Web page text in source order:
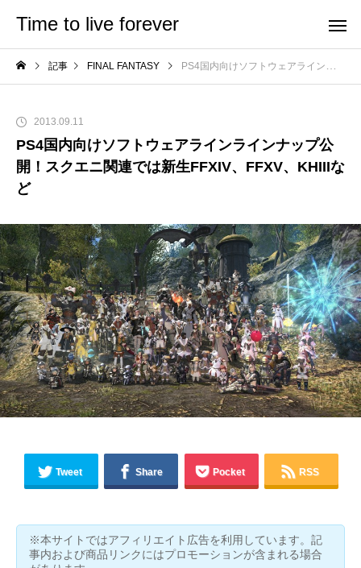
Time to live forever
記事 FINAL FANTASY PS4国内向けソフトウェアラインラインナップ公開！スクエニ関連では新生FFXIV、FFXV、KHIIIなど
2013.09.11
PS4国内向けソフトウェアラインラインナップ公
開！スクエニ関連では新生FFXIV、FFXV、KHIIIな
ど
Tweet Share Pocket RSS
※本サイトではアフィリエイト広告を利用しています。記
事内および商品リンクにはプロモーションが含まれる場合